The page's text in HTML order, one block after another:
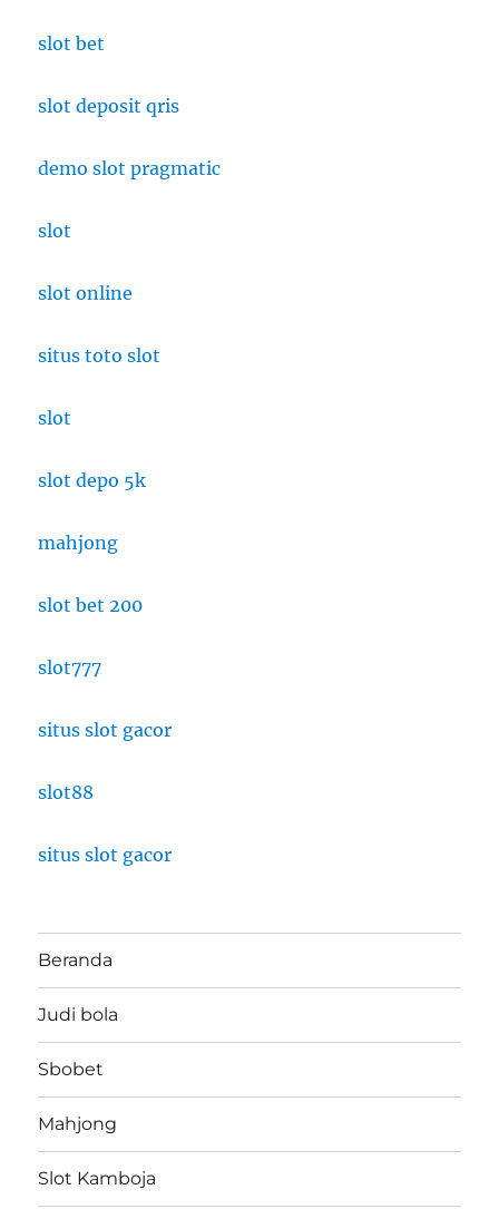
slot bet
slot deposit qris
demo slot pragmatic
slot
slot online
situs toto slot
slot
slot depo 5k
mahjong
slot bet 200
slot777
situs slot gacor
slot88
situs slot gacor
Beranda
Judi bola
Sbobet
Mahjong
Slot Kamboja